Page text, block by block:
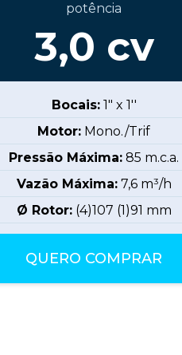
potência
3,0 cv
Bocais: 1" x 1''
Motor: Mono./Trif
Pressão Máxima: 85 m.c.a.
Vazão Máxima: 7,6m³/h
Ø Rotor: (4)107 (1)91 mm
QUERO COMPRAR